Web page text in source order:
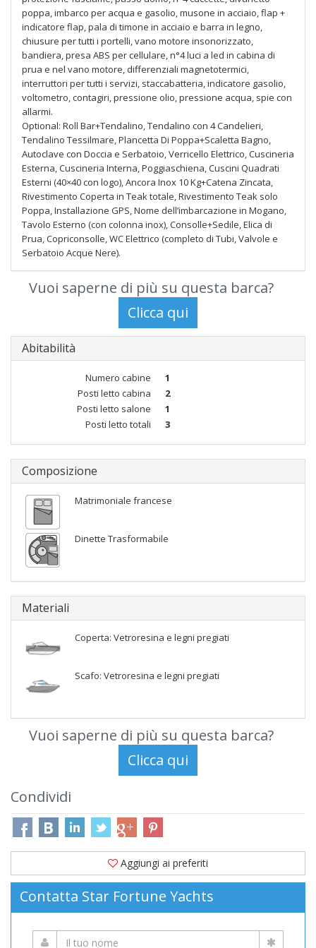
poppa, imbarco per acqua e gasolio, musone in acciaio, flap +
indicatore flap, pala di timone in acciaio e barra in legno,
chiusure per tutti i portelli, vano motore insonorizzato,
bandiera, presa ABS per cellulare, n°4 luci a led in cabina di
prua e nel vano motore, differenziali magnetotermici,
interruttori per tutti i servizi, staccabatteria, indicatore gasolio,
voltometro, contagiri, pressione olio, pressione acqua, spie con
allarmi.
Optional: Roll Bar+Tendalino, Tendalino con 4 Candelieri,
Tendalino Tessilmare, Plancetta Di Poppa+Scaletta Bagno,
Autoclave con Doccia e Serbatoio, Verricello Elettrico, Cuscineria
Esterna, Cuscineria Interna, Poggiaschiena, Cuscini Quadrati
Esterni (40×40 con logo), Ancora Inox 10 Kg+Catena Zincata,
Rivestimento Coperta in Teak totale, Rivestimento Teak solo
Poppa, Installazione GPS, Nome dell’imbarcazione in Mogano,
Tavolo Esterno (con colonna inox), Consolle+Sedile, Elica di
Prua, Copriconsolle, WC Elettrico (completo di Tubi, Valvole e
Serbatoio Acque Nere).
Vuoi saperne di più su questa barca?
Abitabilità
Numero cabine
1
Posti letto cabina
2
Posti letto salone
1
Posti letto totali
3
Composizione
Matrimoniale francese
Dinette Trasformabile
Materiali
Coperta: Vetroresina e legni pregiati
Scafo: Vetroresina e legni pregiati
Vuoi saperne di più su questa barca?
Condividi
Aggiungi ai preferiti
Contatta Star Fortune Yachts